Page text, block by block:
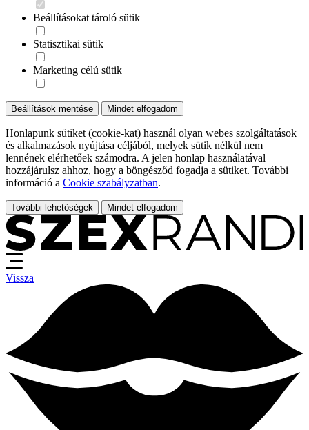
Beállításokat tároló sütik
Statisztikai sütik
Marketing célú sütik
Beállítások mentése Mindet elfogadom
Honlapunk sütiket (cookie-kat) használ olyan webes szolgáltatások
és alkalmazások nyújtása céljából, melyek sütik nélkül nem
lennének elérhetőek számodra. A jelen honlap használatával
hozzájárulsz ahhoz, hogy a böngésződ fogadja a sütiket. További
információ a Cookie szabályzatban.
További lehetőségek Mindet elfogadom
Vissza